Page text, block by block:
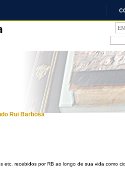
Rui Barbosa
etc. recebidos por RB ao longo de sua vida como